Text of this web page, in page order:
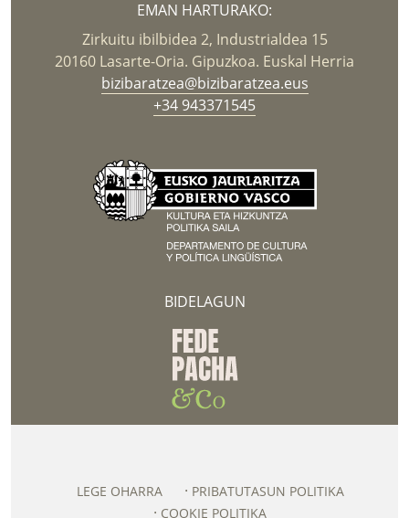
EMAN HARTURAKO:
Zirkuitu ibilbidea 2, Industrialdea 15
20160 Lasarte-Oria. Gipuzkoa. Euskal Herria
bizibaratzea@bizibaratzea.eus
+34 943371545
BIDELAGUN
LEGE OHARRA
PRIBATUTASUN POLITIKA
COOKIE POLITIKA